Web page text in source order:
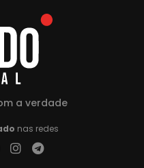
a verdade
nas redes